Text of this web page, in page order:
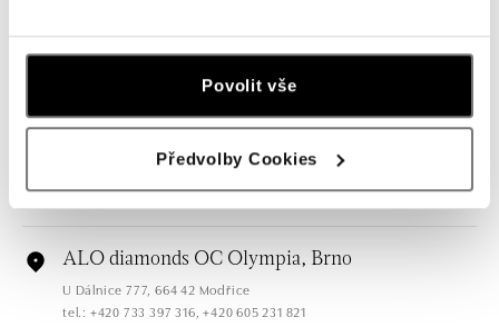
Povolit vše
Předvolby Cookies
tel.: +420 603 166 013, +420 603 565 187
dnes otevřeno do 21:00
ALO diamonds OC Nový Smíchov, Praha 5
Plzeňská 8, 150 00 Praha 5 - Smíchov
tel.: +420 603 192 388, +420 733 546 889
dnes otevřeno do 21:00
ALO diamonds OC Olympia, Brno
U Dálnice 777, 664 42 Modřice
tel.: +420 733 397 316, +420 605 231 821